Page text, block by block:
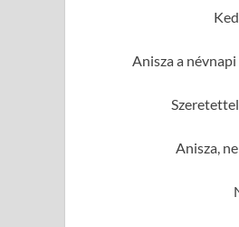
Anisza a
Anisza,